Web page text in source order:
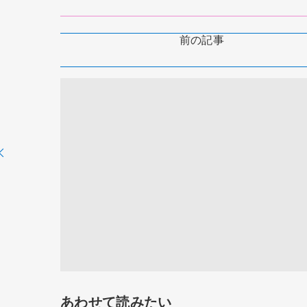
前の記事
あわせて読みたい